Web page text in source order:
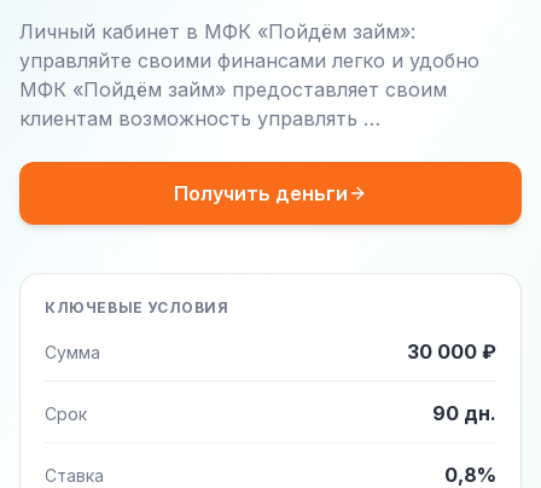
Личный кабинет в МФК «Пойдём займ»:
управляйте своими финансами легко и удобно
МФК «Пойдём займ» предоставляет своим
клиентам возможность управлять …
Получить деньги
КЛЮЧЕВЫЕ УСЛОВИЯ
Сумма 30 000 ₽
Срок 90 дн.
Ставка 0,8%